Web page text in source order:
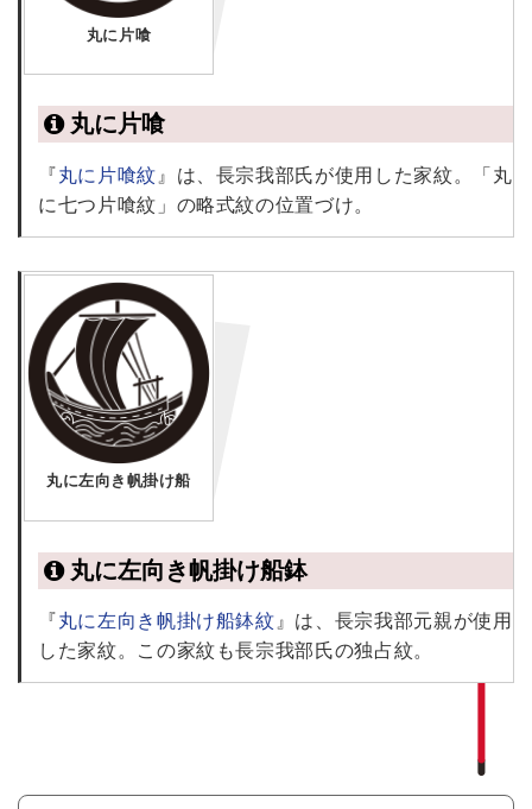
丸に片喰
丸に片喰
『丸に片喰紋』は、長宗我部氏が使用した家紋。「丸
に七つ片喰紋」の略式紋の位置づけ。
丸に左向き帆掛け船
丸に左向き帆掛け船鉢
『丸に左向き帆掛け船鉢紋』は、長宗我部元親が使用
した家紋。この家紋も長宗我部氏の独占紋。